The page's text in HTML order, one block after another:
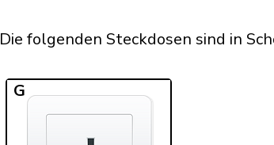
Die folgenden Steckdosen sind in
G